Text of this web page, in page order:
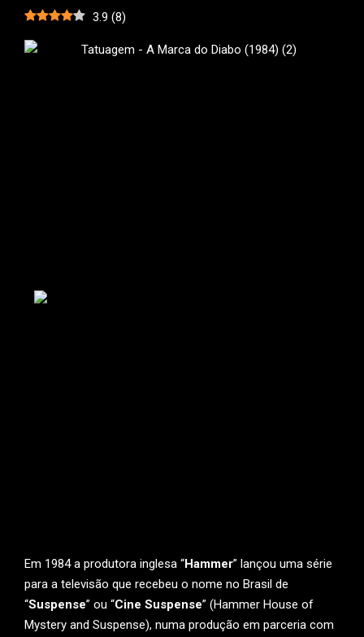
3.9 (8)
Em 1984 a produtora inglesa “Hammer” lançou uma série
para a televisão que recebeu o nome no Brasil de
“Suspense” ou “Cine Suspense” (Hammer House of
Mystery and Suspense), numa produção em parceria com